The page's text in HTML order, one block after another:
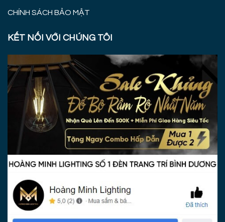
CHÍNH SÁCH BẢO MẬT
KẾT NỐI VỚI CHÚNG TÔI